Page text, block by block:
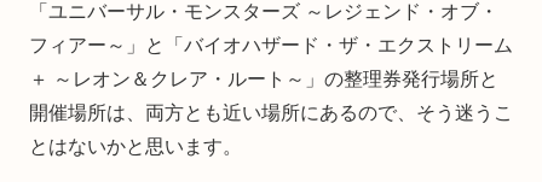
「ユニバーサル・モンスターズ ～レジェンド・オブ・
フィアー～」と「バイオハザード・ザ・エクストリーム
＋ ～レオン＆クレア・ルート～」の整理券発行場所と
開催場所は、両方とも近い場所にあるので、そう迷うこ
とはないかと思います。